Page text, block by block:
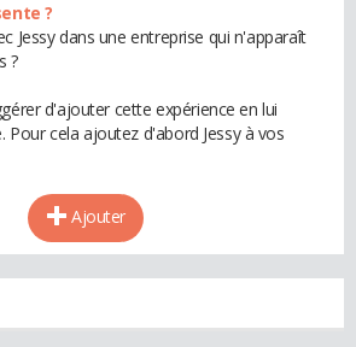
?
Jessy dans une entreprise qui n'apparaît
?
d'ajouter cette expérience en lui
Pour cela ajoutez d'abord Jessy à vos
Ajouter